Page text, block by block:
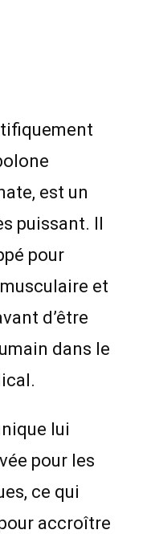
est un
puissant. Il
pour
et
d’être
dans le
lui
pour les
ce qui
accroître